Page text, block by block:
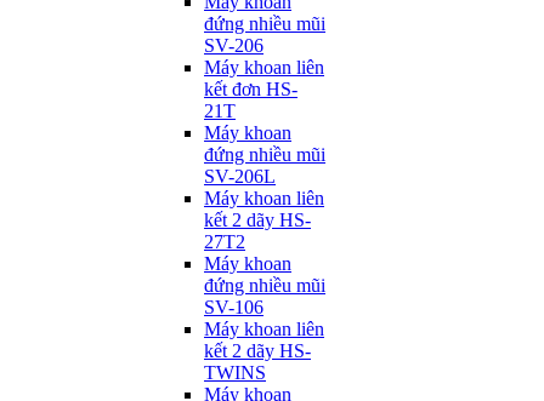
đứng nhiều mũi
SV-206
Máy khoan liên
kết đơn HS-
21T
Máy khoan
đứng nhiều mũi
SV-206L
Máy khoan liên
kết 2 dãy HS-
27T2
Máy khoan
đứng nhiều mũi
SV-106
Máy khoan liên
kết 2 dãy HS-
TWINS
Máy khoan